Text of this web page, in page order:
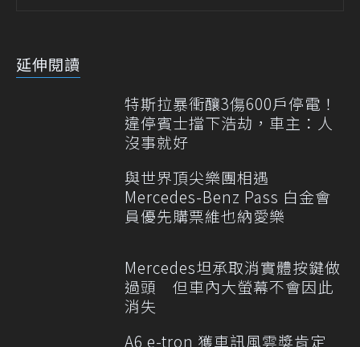
延伸閱讀
特斯拉暴衝釀3傷600戶停電！
違停賓士擋下浩劫，車主：人
沒事就好
與世界頂尖樂團相遇
Mercedes-Benz Pass 白金會
員優先購票維也納愛樂
Mercedes坦承取消實體按鍵做
過頭 但車內大螢幕不會因此
消失
A6 e-tron 獲車訊風雲獎肯定